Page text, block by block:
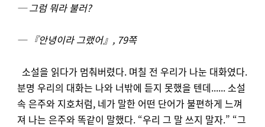
─ 그럼 뭐라 불러?
─ 『안녕이라 그랬어』, 79쪽
소설을 읽다가 멈춰버렸다. 며칠 전 우리가 나눈 대화였다.
분명 우리의 대화는 나와 너밖에 듣지 못했을 텐데...... 소설
속 은주와 지호처럼, 네가 말한 어떤 단어가 불편하게 느껴
져 나는 은주와 똑같이 말했다. “우리 그 말 쓰지 말자.” “그